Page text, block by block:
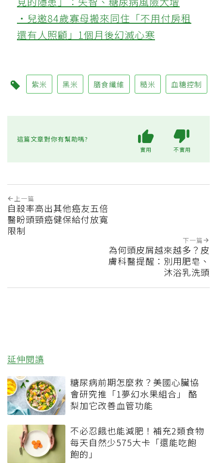
‧兒邀84歲寡母搬來同住「不用付房租
還有人照顧」1個月後幻滅心寒
紫米 黑米 膳食纖維 糙米 血糖控制
這篇文章對你有幫助嗎?
實用 不實用
上一篇
自殺率高出其他癌友五倍
醫盼頭頸癌健保給付放寬
限制
下一篇
為何頭皮屑越來越多？皮
膚科醫提醒：別用肥皂、
沐浴乳洗頭
延伸閱讀
糖尿病前期怎麼救？美國心臟協
會研究推「1夢幻水果組合」 酪
梨加它改善血管功能
不必忍餓也能減肥！補充2類食物
每天自然少575大卡「還能吃飽
飽的」